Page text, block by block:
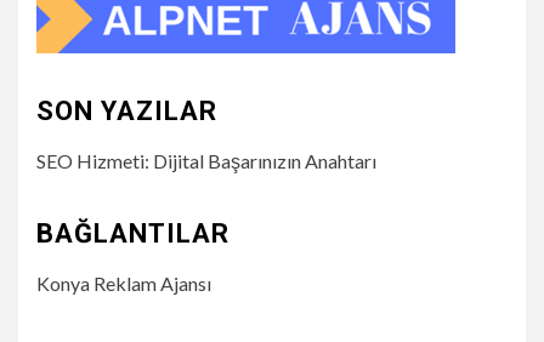
SON YAZILAR
SEO Hizmeti: Dijital Başarınızın Anahtarı
BAĞLANTILAR
Konya Reklam Ajansı